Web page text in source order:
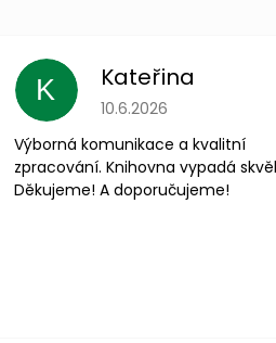
K Kateřina
Hodnocení obchodu je
10.6.2026
Výborná komunikace a kvalitní
zpracování. Knihovna vypadá
Děkujeme! A doporučujeme!